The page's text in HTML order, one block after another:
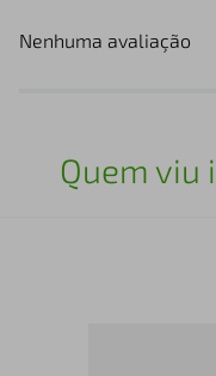
Nenhuma avaliação
Quem viu